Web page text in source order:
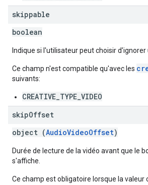
skippable
boolean
Indique si l'utilisateur peut choisir d'ignorer
Ce champ n'est compatible qu'avec les
suivants:
CREATIVE_TYPE_VIDEO
skipOffset
object (AudioVideoOffset)
Durée de lecture de la vidéo avant que le
s'affiche.
Ce champ est obligatoire lorsque la valeur